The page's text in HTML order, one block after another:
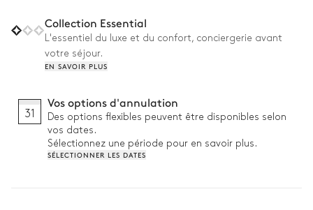
préparé pour vous, puis promenez-vous tranquillement
jusqu'à la plage voisine. À la fin de la journée, rassemblez
votre tribu dans le salon à l'atmosphère feutrée, soirée cosy
garantie !
Collection Essential
L'essentiel du luxe et du confort, conciergerie avant
votre séjour.
EN SAVOIR PLUS
31
Vos options d'annulation
Des options flexibles peuvent être disponibles selon
vos dates.
Sélectionnez une période pour en savoir plus.
SÉLECTIONNER LES DATES